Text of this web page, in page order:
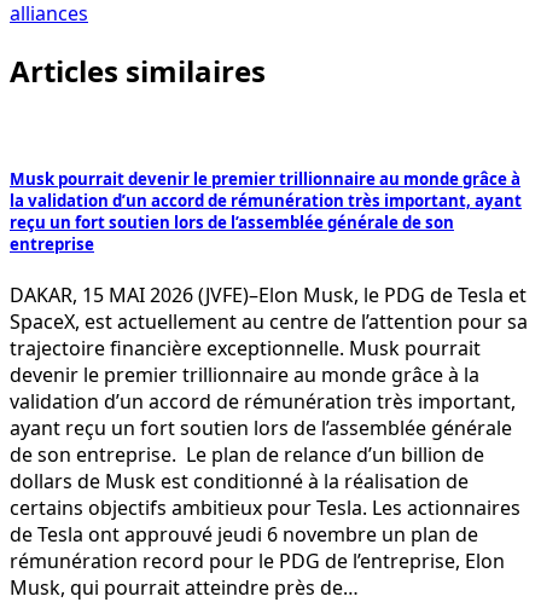
alliances
Articles similaires
Musk pourrait devenir le premier trillionnaire au monde grâce à
la validation d’un accord de rémunération très important, ayant
reçu un fort soutien lors de l’assemblée générale de son
entreprise
DAKAR, 15 MAI 2026 (JVFE)–Elon Musk, le PDG de Tesla et
SpaceX, est actuellement au centre de l’attention pour sa
trajectoire financière exceptionnelle. Musk pourrait
devenir le premier trillionnaire au monde grâce à la
validation d’un accord de rémunération très important,
ayant reçu un fort soutien lors de l’assemblée générale
de son entreprise. Le plan de relance d’un billion de
dollars de Musk est conditionné à la réalisation de
certains objectifs ambitieux pour Tesla. Les actionnaires
de Tesla ont approuvé jeudi 6 novembre un plan de
rémunération record pour le PDG de l’entreprise, Elon
Musk, qui pourrait atteindre près de…